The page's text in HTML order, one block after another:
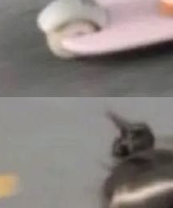
源。当 cel
SQLite 数据
真相...
REDMI No
X300 E这
/ Z Fold8 /
布，且全
，它们本该
，一
操作的版
阶段。 De
最显
com
出来的。git
编辑：Delt
，...
美元
（VC 分
报告，Spac
逊、Alpha
相比，Spa
Spark
话概括：